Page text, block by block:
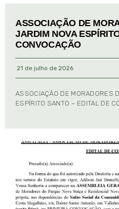
ASSOCIAÇÃO DE
JARDIM NOVA
CONVOCAÇÃO
21 de julho de 2026
ASSOCIAÇÃO DE MORADORES
ESPÍRITO SANTO – EDITAL DE